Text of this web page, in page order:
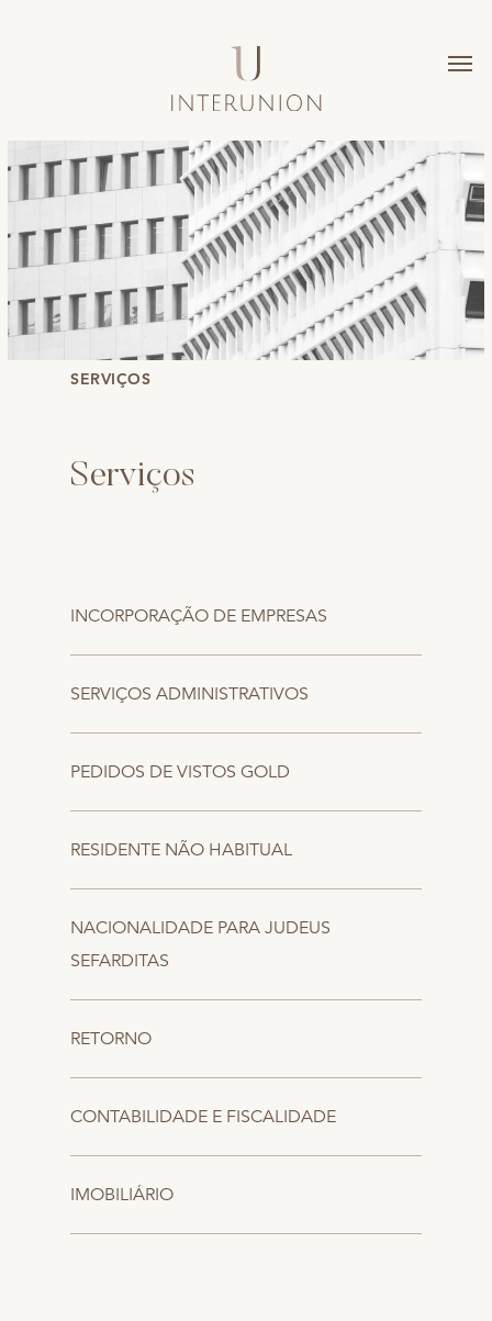
SERVIÇOS
Serviços
INCORPORAÇÃO DE EMPRESAS
SERVIÇOS ADMINISTRATIVOS
PEDIDOS DE VISTOS GOLD
RESIDENTE NÃO HABITUAL
NACIONALIDADE PARA JUDEUS
SEFARDITAS
RETORNO
CONTABILIDADE E FISCALIDADE
IMOBILIÁRIO